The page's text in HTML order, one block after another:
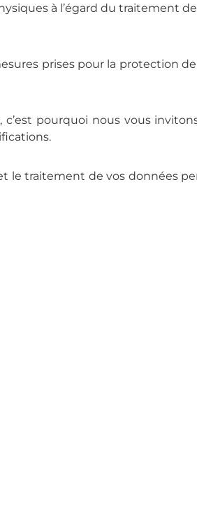
à l’égard du traitement
prises pour la protection
pourquoi nous vous
le traitement de vos données